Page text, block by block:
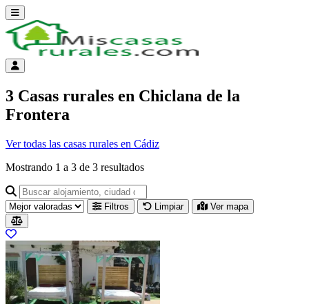
Abrir menú
Menú de cuenta
3 Casas rurales en Chiclana de la
Frontera
Ver todas las casas rurales en Cádiz
Mostrando 1 a 3 de 3 resultados
Buscar alojamiento, ciudad o provincia para ir a su página
Filtros Limpiar Ver mapa
Resultados del listado